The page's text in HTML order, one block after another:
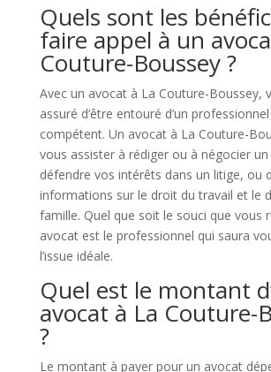
Quels sont les
faire appel à un
Couture-Boussey ?
Avec un avocat à La Couture-Boussey,
assuré d’être entouré d’un
compétent. Un avocat à La Couture-
vous assister à rédiger ou à négocier
défendre vos intérêts dans un litige, ou
informations sur le droit du travail et le
famille. Quel que soit le souci que vous
avocat est le professionnel qui saura
l’issue idéale.
Quel est le montant
avocat à La Couture-
?
Le montant à payer pour un avocat